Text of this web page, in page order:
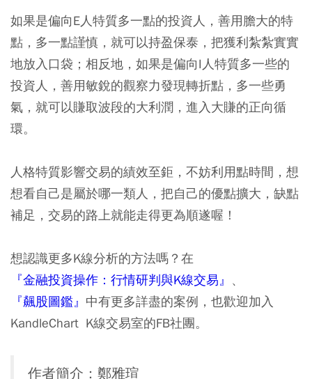
如果是偏向E人特質多一點的投資人，善用膽大的特
點，多一點謹慎，就可以持盈保泰，把獲利紮紮實實
地放入口袋；相反地，如果是偏向I人特質多一些的
投資人，善用敏銳的觀察力發現轉折點，多一些勇
氣，就可以賺取波段的大利潤，進入大賺的正向循
環。
人格特質影響交易的績效至鉅，不妨利用點時間，想
想看自己是屬於哪一類人，把自己的優點擴大，缺點
補足，交易的路上就能走得更為順遂喔！
想認識更多K線分析的方法嗎？在
『金融投資操作：行情研判與K線交易』 、
『飆股圖鑑』 中有更多詳盡的案例，也歡迎加入
KandleChart K線交易室的FB社團。
作者簡介：鄭雅瑄